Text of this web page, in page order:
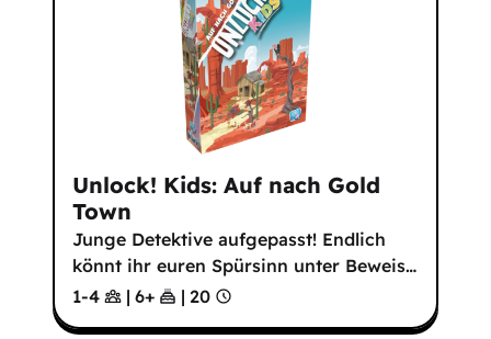
Unlock! Kids: Auf nach Gold
Town
Junge Detektive aufgepasst! Endlich
könnt ihr euren Spürsinn unter Beweis…
1-4
| 6+ | 20